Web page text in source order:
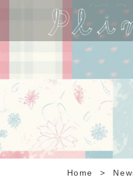
Home >